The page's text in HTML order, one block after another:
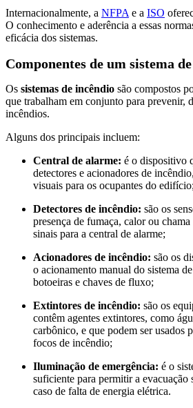
Internacionalmente, a NFPA e a ISO
O conhecimento e aderência a essas
eficácia dos sistemas.
Componentes de um sistema
Os sistemas de incêndio são compostos
que trabalham em conjunto para prevenir,
incêndios.
Alguns dos principais incluem:
Central de alarme: é o dispositivo
detectores e acionadores de
visuais para os ocupantes do edifício;
Detectores de incêndio: são os
presença de fumaça, calor ou
sinais para a central de alarme;
Acionadores de incêndio: são os
o acionamento manual do sistema
botoeiras e chaves de fluxo;
Extintores de incêndio: são os
contêm agentes extintores, como
carbônico, e que podem ser usados
focos de incêndio;
Iluminação de emergência: é o
suficiente para permitir a evacuação
caso de falta de energia elétrica.